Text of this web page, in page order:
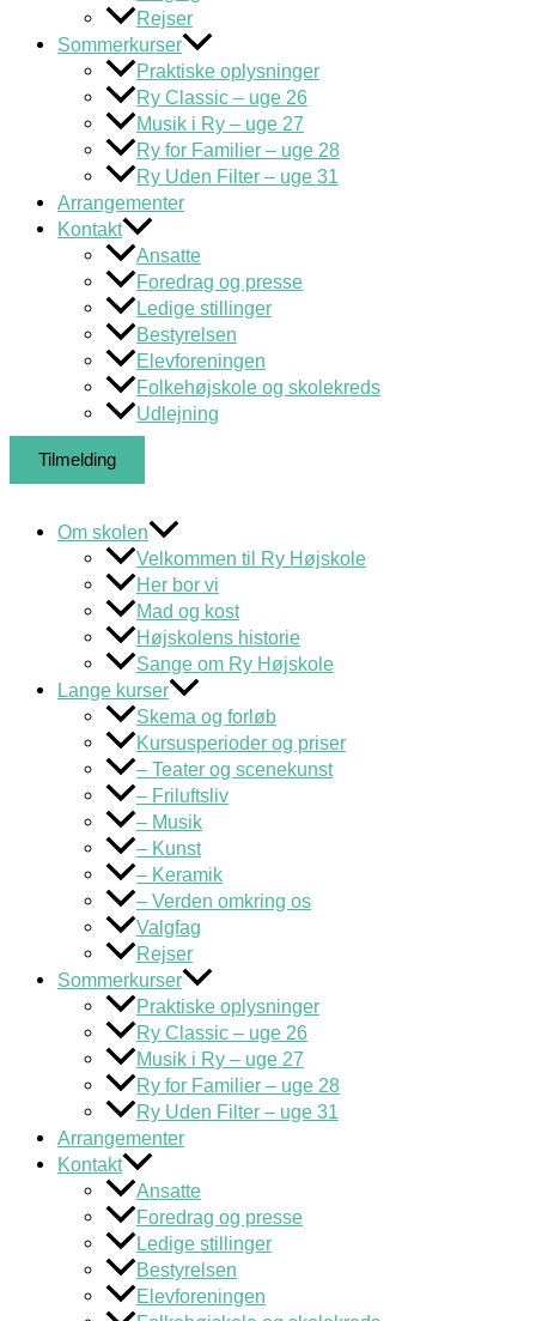
Rejser
Sommerkurser
Praktiske oplysninger
Ry Classic – uge 26
Musik i Ry – uge 27
Ry for Familier – uge 28
Ry Uden Filter – uge 31
Arrangementer
Kontakt
Ansatte
Foredrag og presse
Ledige stillinger
Bestyrelsen
Elevforeningen
Folkehøjskole og skolekreds
Udlejning
Tilmelding
Om skolen
Velkommen til Ry Højskole
Her bor vi
Mad og kost
Højskolens historie
Sange om Ry Højskole
Lange kurser
Skema og forløb
Kursusperioder og priser
– Teater og scenekunst
– Friluftsliv
– Musik
– Kunst
– Keramik
– Verden omkring os
Valgfag
Rejser
Sommerkurser
Praktiske oplysninger
Ry Classic – uge 26
Musik i Ry – uge 27
Ry for Familier – uge 28
Ry Uden Filter – uge 31
Arrangementer
Kontakt
Ansatte
Foredrag og presse
Ledige stillinger
Bestyrelsen
Elevforeningen